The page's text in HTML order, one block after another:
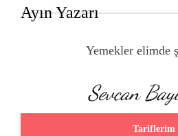
Ayın Yazarı
Yemekler elimde
Sevcan
Tariflerim